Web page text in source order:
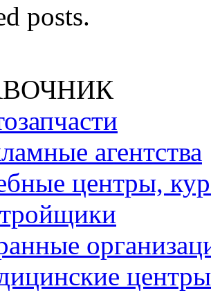
posts.
агентства
центры,
центры